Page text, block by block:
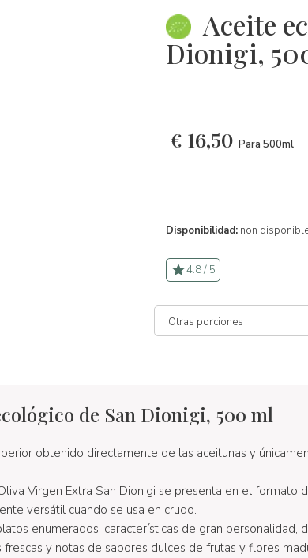
Aceite
Dionigi,
€ 16,50 Para 500ml
Disponibilidad: non
4.8 / 5
de San Dionigi, 500 ml
obtenido directamente de las aceitunas y
Virgen Extra San Dionigi se presenta en el formato
versátil cuando se usa en crudo.
enumerados, características de gran personalidad,
y notas de sabores dulces de frutas y flores